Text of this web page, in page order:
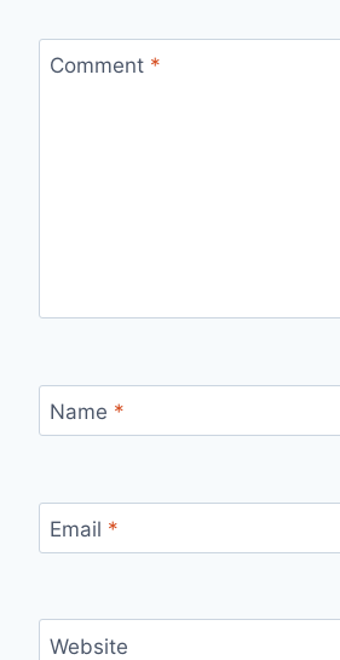
Comment *
Name *
Email *
Website